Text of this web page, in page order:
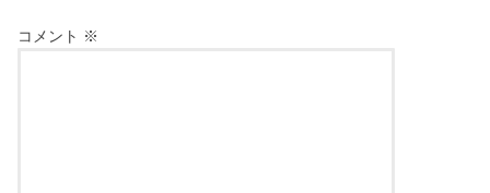
コメント ※